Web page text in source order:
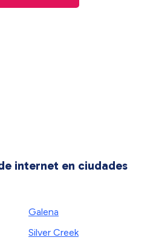
internet en ciudades
Galena
Silver Creek